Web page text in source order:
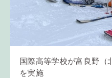
国際高等学校が富良野（
を実施